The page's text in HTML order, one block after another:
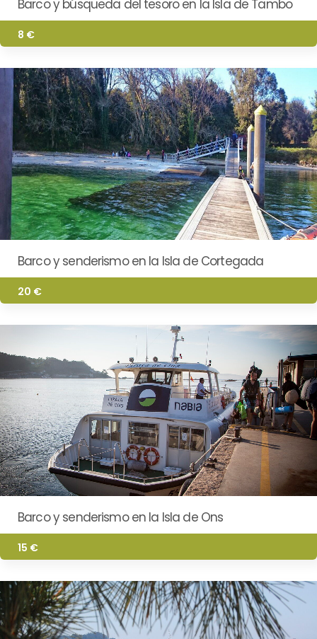
Barco y búsqueda del tesoro en la Isla de Tambo
8 €
Barco y senderismo en la Isla de Cortegada
20 €
Barco y senderismo en la Isla de Ons
15 €